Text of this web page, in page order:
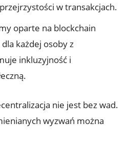
w transakcjach.
oparte na blockchain⁤
każdej osoby z
inkluzyjność ‌i
nie jest⁣ bez wad.
wyzwań ⁤można